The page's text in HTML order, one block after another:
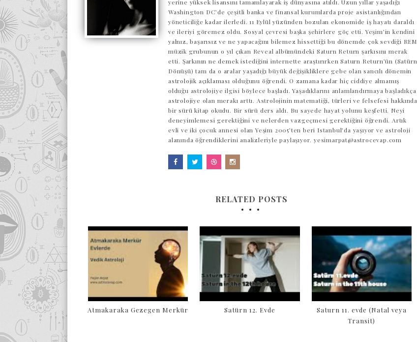
yerine yüksek lisansını tamamlayarak iş dünyasına atıldı. Uzun yıllar yaşadığı
Washington DC’de çeşitli banka ve finansal kurumlarda proje asistanlığından
yöneticiliğe kadar ilerledi. 11 Eylül yüzünden bozulan ekonomide iş hayatı daraldı
ve ileriyi göremez oldu. Sosyal çevresi başka şehirlere göç etti. Yeşim’in kendini
yalnız, başarısız ve ne yapacağını bilemez hissettiği bu dönemde çok sevdiği REM
müzik grubunun o yıl çıkan Reveal albümündeki Saturn Return şarkısını merak
etti. Şarkının ne demek istediğini internette araştırırken Saturn Return’ün (Satürn
Dönüşü) tam da o aralar yaşadığı büyük değişikliklere gebe olan sancılı dönemin
astrolojik açıklaması olduğunu öğrendi. O zamana kadar hiç ciddiye almamış
olduğu astrolojiye ilgisi böylece başladı. Yaşadıklarını anlamlandırmaya başladıkça
astrolojiye olan merakı arttı. Astrolojinin matematiği, türleri ve felsefesi hakkında
bir sürü kitap okudu. Bir sürü ders aldı. Bu sayede hayat yolunu keşfetti. Neyi
deneyimlemesi gerektiğini ve nelerden vazgeçmesi gerektiğini öğrendi. Artık
evli ve iki çocuk annesi olan Yeşim 2005’ten beri Istanbul’da yaşıyor ve astroloji
alanında öğrendiklerini analizleriyle paylaşıyor. yesimarpat@astrocevap.com
RELATED POSTS
Atmakaraka Gezegen Merkür Satürn 12. Evde
Saturn 11. evde (Natal veya
Transit)